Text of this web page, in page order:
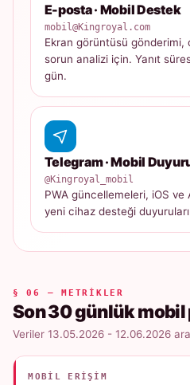
E-posta · Mobil Destek
mobil@Kingroyal.com
Ekran görüntüsü gönderimi,
sorun analizi için. Yanıt
gün.
Telegram · Mobil
@Kingroyal_mobil
PWA güncellemeleri, iOS ve
yeni cihaz desteği
§ 06 — METRIKLER
Son 30 günlük
Veriler 13.05.2026 - 12.06.2026
MOBIL ERIŞIM